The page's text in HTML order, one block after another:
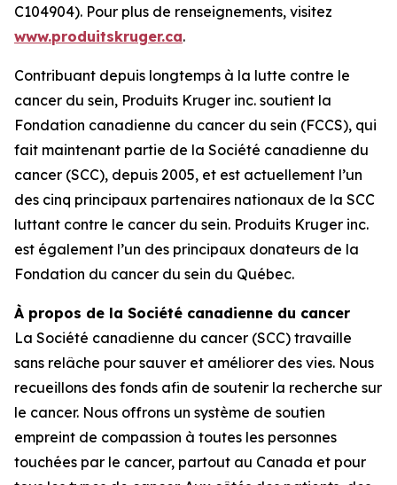
C104904). Pour plus de renseignements, visitez
www.produitskruger.ca.
Contribuant depuis longtemps à la lutte contre le
cancer du sein, Produits Kruger inc. soutient la
Fondation canadienne du cancer du sein (FCCS), qui
fait maintenant partie de la Société canadienne du
cancer (SCC), depuis 2005, et est actuellement l’un
des cinq principaux partenaires nationaux de la SCC
luttant contre le cancer du sein. Produits Kruger inc.
est également l’un des principaux donateurs de la
Fondation du cancer du sein du Québec.
À propos de la Société canadienne du cancer
La Société canadienne du cancer (SCC) travaille
sans relâche pour sauver et améliorer des vies. Nous
recueillons des fonds afin de soutenir la recherche sur
le cancer. Nous offrons un système de soutien
empreint de compassion à toutes les personnes
touchées par le cancer, partout au Canada et pour